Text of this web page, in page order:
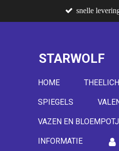
direct
hoofdinhoud
snelle
STARWOLF
HOME
SPIEGELS
VAZEN EN
INFORMATIE